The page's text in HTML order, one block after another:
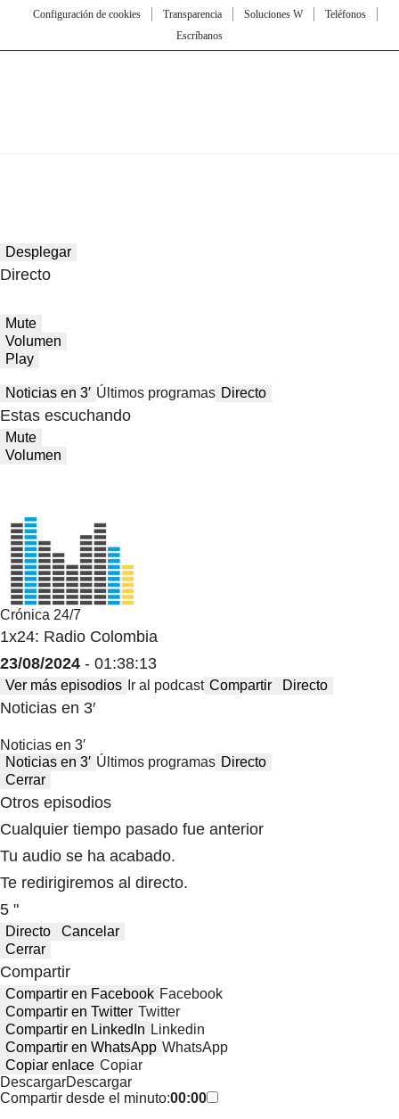
Configuración de cookies Transparencia Soluciones W
Teléfonos
Escríbanos
Desplegar
Directo
Mute
Volumen
Play
Noticias en 3′ Últimos programas Directo
Estas escuchando
Mute
Volumen
Crónica 24/7
1x24: Radio Colombia
23/08/2024 - 01:38:13
Ver más episodios Ir al podcast Compartir Directo
Noticias en 3′
Noticias en 3′
Noticias en 3′ Últimos programas Directo
Cerrar
Otros episodios
Cualquier tiempo pasado fue anterior
Tu audio se ha acabado.
Te redirigiremos al directo.
5 "
Directo
Cancelar
Cerrar
Compartir
Compartir en Facebook Facebook
Compartir en Twitter Twitter
Compartir en LinkedIn Linkedin
Compartir en WhatsApp WhatsApp
Copiar enlace Copiar
DescargarDescargar
Compartir desde el minuto:00:00